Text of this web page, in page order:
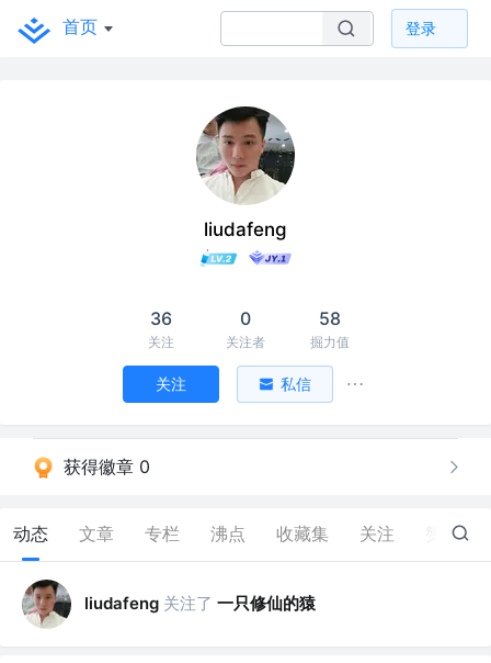
首页 登录
liudafeng
36
关注
0
关注者
58
掘力值
关注 私信
获得徽章 0
动态 文章 专栏 沸点 收藏集 关注 92
liudafeng 关注了 一只修仙的猿